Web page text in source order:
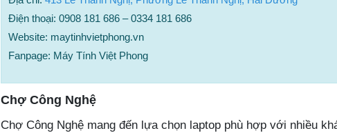
Điện thoại: 0908 181 686 – 0334 181 686
Website: maytinhvietphong.vn
Fanpage: Máy Tính Việt Phong
Chợ Công Nghệ
Chợ Công Nghệ mang đến lựa chọn laptop phù hợp với nhiều